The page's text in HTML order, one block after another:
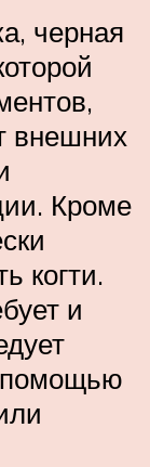
черная
внешних
Кроме
когти.
и
помощью